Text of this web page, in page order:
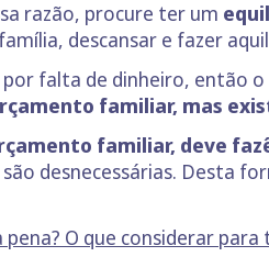
razão, procure ter um
descansar e fazer
falta de dinheiro, então
familiar, mas
familiar, deve
desnecessárias. Desta
O que considerar